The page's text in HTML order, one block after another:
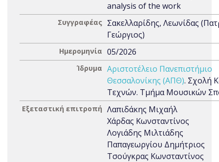
analysis of the work
Συγγραφέας Σακελλαρίδης, Λεωνίδας
Γεώργιος)
Ημερομηνία 05/2026
Ίδρυμα Αριστοτέλειο Πανεπιστήμιο
Θεσσαλονίκης (ΑΠΘ). Σχολή
Τεχνών. Τμήμα Μουσικών
Εξεταστική επιτροπή Λαπιδάκης Μιχαήλ
Χάρδας Κωνσταντίνος
Λογιάδης Μιλτιάδης
Παπαγεωργίου Δημήτριος
Τσούγκρας Κωνσταντίνος